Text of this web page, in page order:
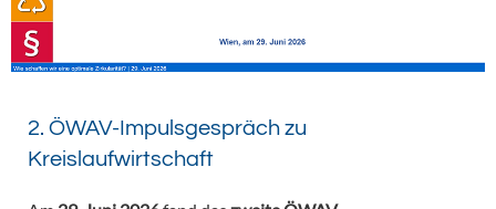
2. ÖWAV-Impulsgespräch zu
Kreislaufwirtschaft